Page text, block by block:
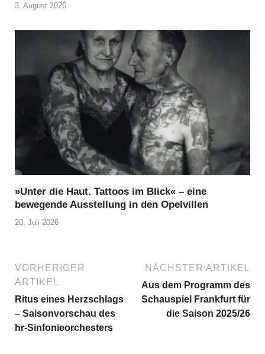
3. August 2026
»Unter die Haut. Tattoos im Blick« – eine
bewegende Ausstellung in den Opelvillen
20. Juli 2026
VORHERIGER
ARTIKEL
Ritus eines Herzschlags
– Saisonvorschau des
hr-Sinfonieorchesters
NÄCHSTER ARTIKEL
Aus dem Programm des
Schauspiel Frankfurt für
die Saison 2025/26